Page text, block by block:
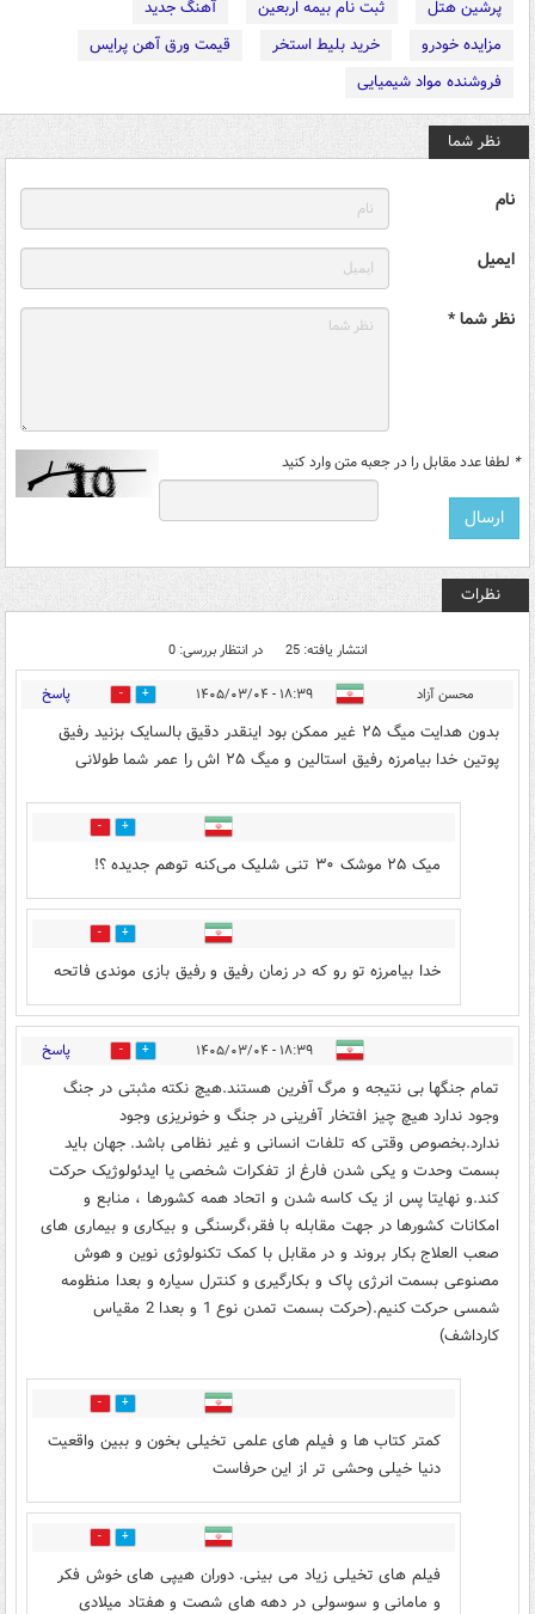
پرشین هتل
ثبت نام بیمه اربعین
آهنگ جدید
مزایده خودرو
خرید بلیط استخر
قیمت ورق آهن پرایس
فروشنده مواد شیمیایی
نظر شما
نام
ایمیل
نظر شما *
* لطفا عدد مقابل را در جعبه متن وارد کنید
نظرات
انتشار یافته: 25 در انتظار بررسی: 0
محسن آزاد ۱۸:۳۹ - ۱۴۰۵/۰۳/۰۴ 1 پاسخ
بدون هدایت میگ ۲۵ غیر ممکن بود اینقدر دقیق بالسایک بزنید رفیق
پوتین خدا بیامرزه رفیق استالین و میگ ۲۵ اش را عمر شما طولانی
1
میک ۲۵ موشک ۳۰ تنی شلیک می‌کنه توهم جدیده ؟!
0
خدا بیامرزه تو رو که در زمان رفیق و رفیق بازی موندی فاتحه
۱۸:۳۹ - ۱۴۰۵/۰۳/۰۴ 2 پاسخ
تمام جنگها بی نتیجه و مرگ آفرین هستند.هیچ نکته مثبتی در جنگ
وجود ندارد هیچ چیز افتخار آفرینی در جنگ و خونریزی وجود
ندارد.بخصوص وقتی که تلفات انسانی و غیر نظامی باشد. جهان باید
بسمت وحدت و یکی شدن فارغ از تفکرات شخصی یا ایدئولوژیک حرکت
کند.و نهایتا پس از یک کاسه شدن و اتحاد همه کشورها ، منابع و
امکانات کشورها در جهت مقابله با فقر،گرسنگی و بیکاری و بیماری های
صعب العلاج بکار بروند و در مقابل با کمک تکنولوژی نوین و هوش
مصنوعی بسمت انرژی پاک و بکارگیری و کنترل سیاره و بعدا منظومه
شمسی حرکت کنیم.(حرکت بسمت تمدن نوع 1 و بعدا 2 مقیاس
کارداشف)
9
کمتر کتاب ها و فیلم های علمی تخیلی بخون و ببین واقعیت
دنیا خیلی وحشی تر از این حرفاست
1
فیلم های تخیلی زیاد می بینی. دوران هیپی های خوش فکر
و مامانی و سوسولی در دهه های شصت و هفتاد میلادی